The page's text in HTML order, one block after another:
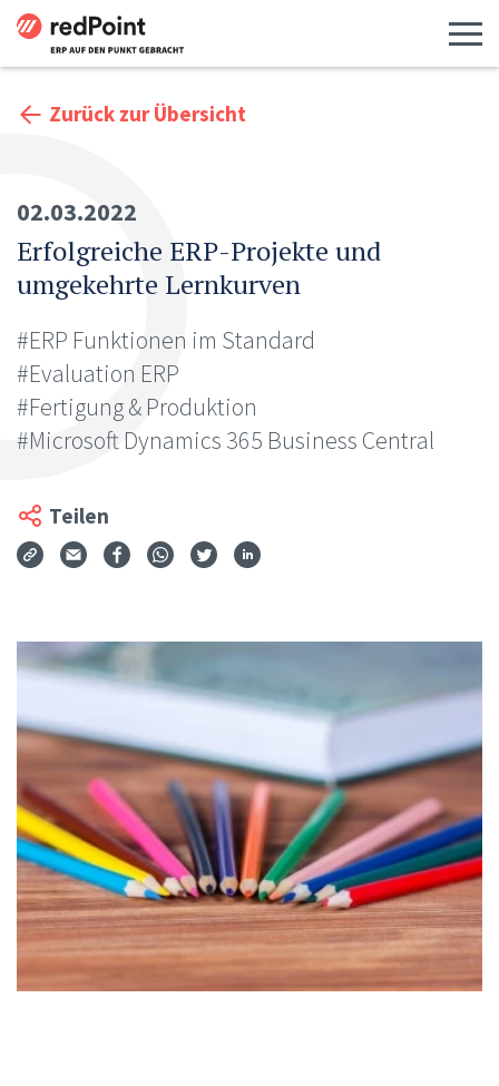
Zurück zur Übersicht
02.03.2022
Erfolgreiche ERP-Projekte und
umgekehrte Lernkurven
#ERP Funktionen im Standard
#Evaluation ERP
#Fertigung & Produktion
#Microsoft Dynamics 365 Business Central
Teilen
Via Mail teilen
Auf Facebook teilen
Auf WhatsApp teilen
Auf Twitter teilen
Auf LinkedIn teilen